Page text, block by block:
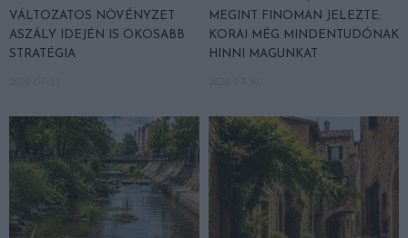
VÁLTOZATOS NÖVÉNYZET
ASZÁLY IDEJÉN IS OKOSABB
STRATÉGIA
MEGINT FINOMAN JELEZTE:
KORAI MÉG MINDENTUDÓNAK
HINNI MAGUNKAT